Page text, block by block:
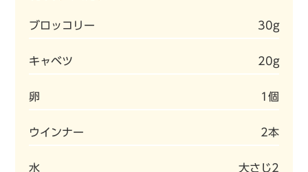
ブロッコリー 30g
キャベツ 20g
卵 1個
ウインナー 2本
水 大さじ2